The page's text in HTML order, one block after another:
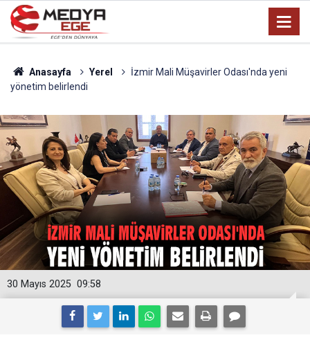
Anasayfa Yerel
İzmir Mali Müşavirler Odası'nda yeni
yönetim belirlendi
09:58
30 Mayıs 2025